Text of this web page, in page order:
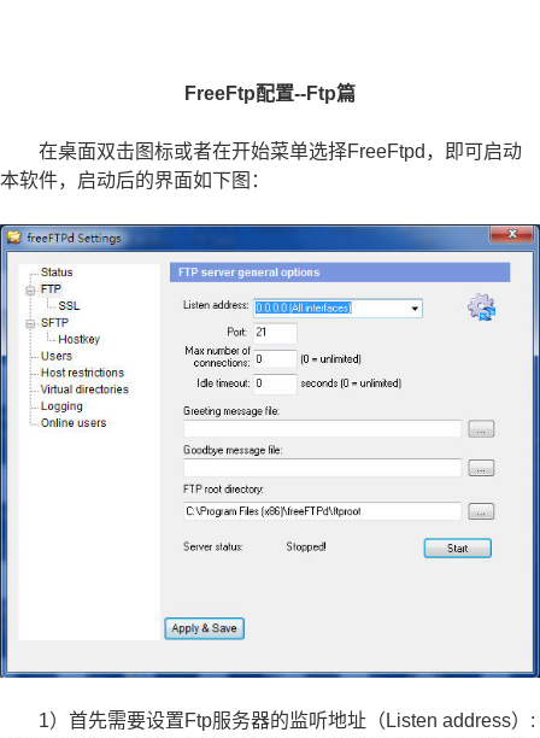
FreeFtp配置--Ftp篇
在桌面双击图标或者在开始菜单选择FreeFtpd，即可启动
本软件，启动后的界面如下图：
1）首先需要设置Ftp服务器的监听地址（Listen address）: